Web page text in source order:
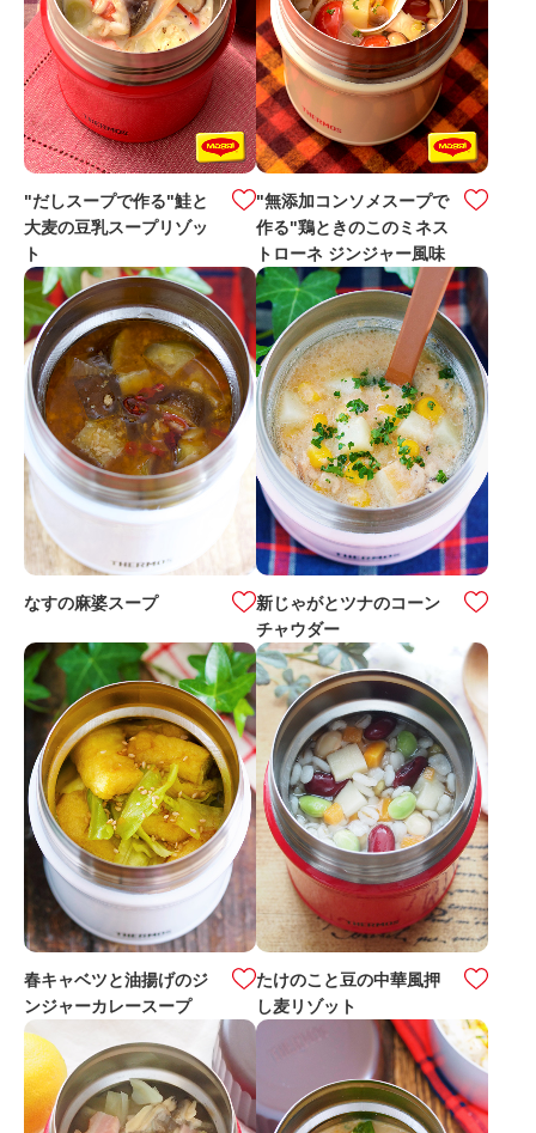
"だしスープで作る"鮭と
大麦の豆乳スープリゾッ
ト
"無添加コンソメスープで
作る"鶏ときのこのミネス
トローネ ジンジャー風味
なすの麻婆スープ
新じゃがとツナのコーン
チャウダー
春キャベツと油揚げのジ
ンジャーカレースープ
たけのこと豆の中華風押
し麦リゾット